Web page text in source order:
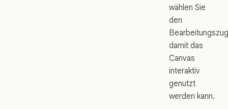
wählen Sie
den
damit das
Canvas
interaktiv
genutzt
werden kann.